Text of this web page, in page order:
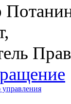
управления